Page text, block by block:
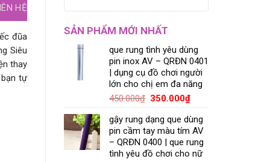
SẢN PHẨM MỚI NHẤT
que rung tình yêu dùng
pin inox AV – QRĐN 0401
| dụng cụ đồ chơi người
lớn cho chị em đa năng
450.000₫ 350.000₫
gậy rung dạng que dùng
pin cầm tay màu tím AV
– QRĐN 0400 | que rung
tình yêu đồ chơi cho nữ
HỆ
đũa
Siêu
thay
tự